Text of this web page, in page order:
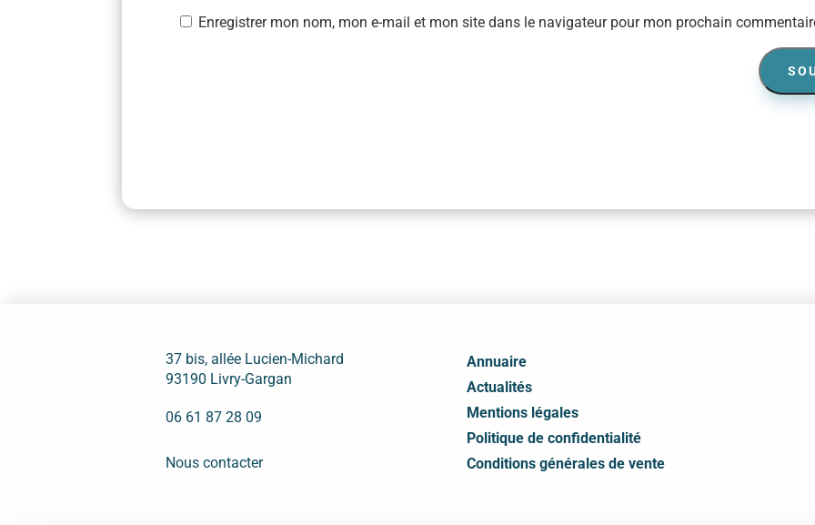
Enregistrer mon nom, mon e-mail et mon site dans le navigateur pour mon prochain
37 bis, allée Lucien-Michard
93190 Livry-Gargan
06 61 87 28 09
Nous contacter
Annuaire
Actualités
Mentions légales
Politique de confidentialité
Conditions générales de vente